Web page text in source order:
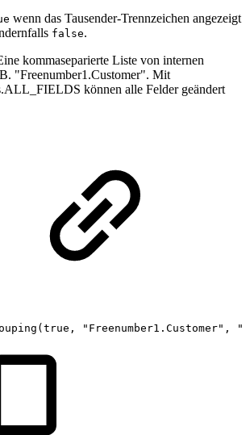
wenn das Tausender-Trennzeichen angezeigt
false.
kommaseparierte Liste von internen
"Freenumber1 .Customer". Mit
können alle Felder geändert
( true , "Freenumber1.Customer" ,